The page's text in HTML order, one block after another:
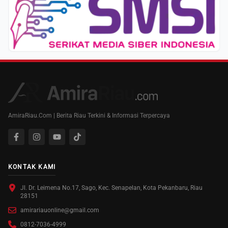
AmiraRiau.Com | Berita Riau Terkini & Informasi Terpercaya
KONTAK KAMI
Jl. Dr. Leimena No.17, Sago, Kec. Senapelan, Kota Pekanbaru, Riau
28151
amirariauonline@gmail.com
0812-7036-4999